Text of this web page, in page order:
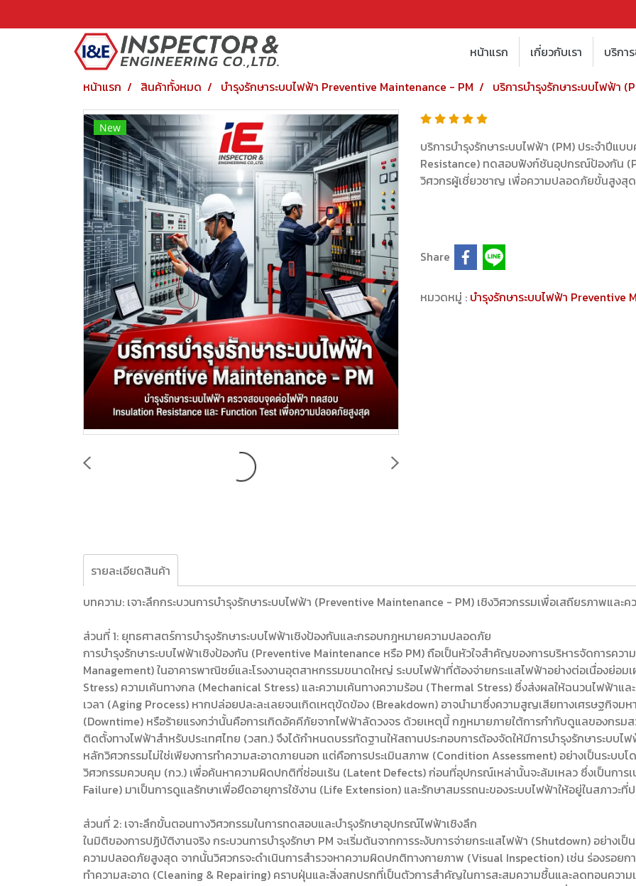
หน้าแรก เกี่ยวกับเรา บริกา
หน้าแรก สินค้าทั้งหมด บำรุงรักษาระบบไฟฟ้า Preventive Maintenance - PM บริการบำรุงรักษาระบบไฟฟ้า
New
บริการบำรุงรักษาระบบไฟฟ้า (PM) ประจำปี
Resistance) ทดสอบฟังก์ชันอุปกรณ์ป้องกัน
วิศวกรผู้เชี่ยวชาญ เพื่อความปลอดภัยขั้นสูงสุด
Share
หมวดหมู่ : บำรุงรักษาระบบไฟฟ้า Preventive
รายละเอียดสินค้า
บทความ: เจาะลึกกระบวนการบำรุงรักษาระบบไฟฟ้า (Preventive Maintenance - PM) เชิงวิศวกรรมเพื่อเสถียรภาพและ
ส่วนที่ 1: ยุทธศาสตร์การบำรุงรักษาระบบไฟฟ้าเชิงป้องกันและกรอบกฎหมายความปลอดภัย
การบำรุงรักษาระบบไฟฟ้าเชิงป้องกัน (Preventive Maintenance หรือ PM) ถือเป็นหัวใจสำคัญของการบริหารจัดการควา
Management) ในอาคารพาณิชย์และโรงงานอุตสาหกรรมขนาดใหญ่ ระบบไฟฟ้าที่ต้องจ่ายกระแสไฟฟ้าอย่างต่อเนื่องย่อ
Stress) ความเค้นทางกล (Mechanical Stress) และความเค้นทางความร้อน (Thermal Stress) ซึ่งส่งผลให้ฉนวนไฟฟ้า
เวลา (Aging Process) หากปล่อยปละละเลยจนเกิดเหตุขัดข้อง (Breakdown) อาจนำมาซึ่งความสูญเสียทางเศรษฐกิจม
(Downtime) หรือร้ายแรงกว่านั้นคือการเกิดอัคคีภัยจากไฟฟ้าลัดวงจร ด้วยเหตุนี้ กฎหมายภายใต้การกำกับดูแลของกรม
ติดตั้งทางไฟฟ้าสำหรับประเทศไทย (วสท.) จึงได้กำหนดบรรทัดฐานให้สถานประกอบการต้องจัดให้มีการบำรุงรักษาระบบไฟ
หลักวิศวกรรมไม่ใช่เพียงการทำความสะอาดภายนอก แต่คือการประเมินสภาพ (Condition Assessment) อย่างเป็นระบ
วิศวกรรมควบคุม (กว.) เพื่อค้นหาความผิดปกติที่ซ่อนเร้น (Latent Defects) ก่อนที่อุปกรณ์เหล่านั้นจะล้มเหลว ซึ่งเป็นกา
Failure) มาเป็นการดูแลรักษาเพื่อยืดอายุการใช้งาน (Life Extension) และรักษาสมรรถนะของระบบไฟฟ้าให้อยู่ในสภาว
ส่วนที่ 2: เจาะลึกขั้นตอนทางวิศวกรรมในการทดสอบและบำรุงรักษาอุปกรณ์ไฟฟ้าเชิงลึก
ในมิติของการปฏิบัติงานจริง กระบวนการบำรุงรักษา PM จะเริ่มต้นจากการระงับการจ่ายกระแสไฟฟ้า (Shutdown) อย่าง
ความปลอดภัยสูงสุด จากนั้นวิศวกรจะดำเนินการสำรวจหาความผิดปกติทางกายภาพ (Visual Inspection) เช่น ร่องรอยก
ทำความสะอาด (Cleaning & Repairing) คราบฝุ่นและสิ่งสกปรกที่เป็นตัวการสำคัญในการสะสมความชื้นและลดทอนคว